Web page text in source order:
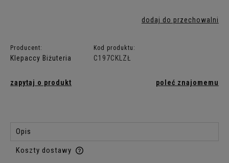
dodaj do przechowalni
Producent:
Klepaccy Biżuteria
Kod produktu:
C197CKLZŁ
zapytaj o produkt poleć znajomemu
Opis
Koszty dostawy
Cena nie zawiera ewentualnych kosztów płatności